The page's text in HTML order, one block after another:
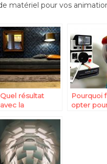
matériel pour vos
Quel résultat
avec la
Pourquoi
opter